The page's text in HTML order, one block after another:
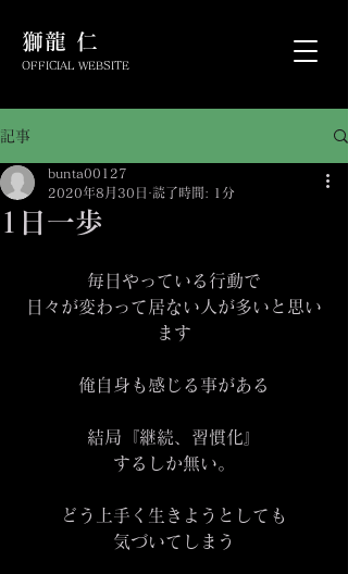
​獅龍 仁
OFFICIAL WEBSITE
記事
1日一歩
bunta00127
2020年8月30日
読了時間: 1分
毎日やっている行動で
日々が変わって居ない人が多いと思い
ます
俺自身も感じる事がある
結局『継続、習慣化』
するしか無い。
どう上手く生きようとしても
気づいてしまう